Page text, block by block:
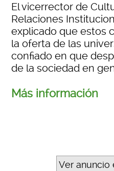
El vicerrector de
Relaciones
explicado que estos
la oferta de las
confiado en que
de la sociedad en
Más información
Ver anuncio